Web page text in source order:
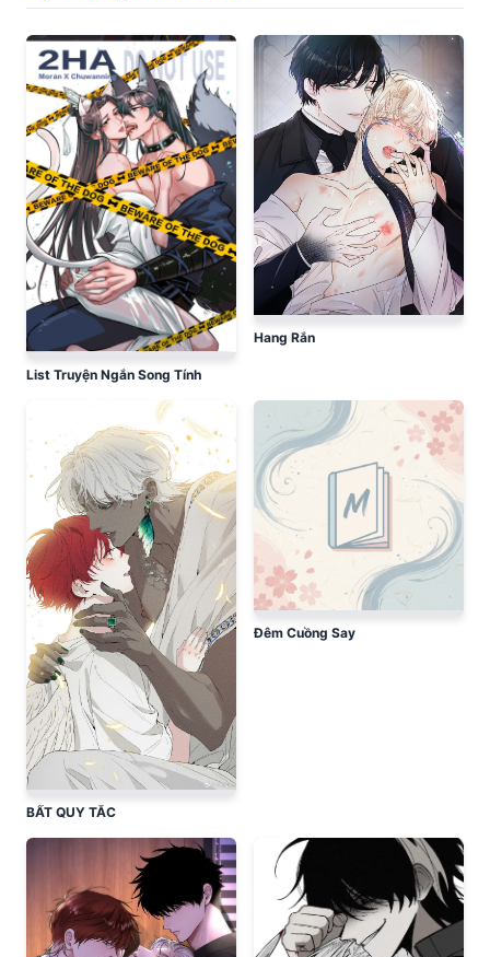
List Truyện Ngắn Song Tính
Hang Rắn
BẤT QUY TẮC
Đêm Cuồng Say